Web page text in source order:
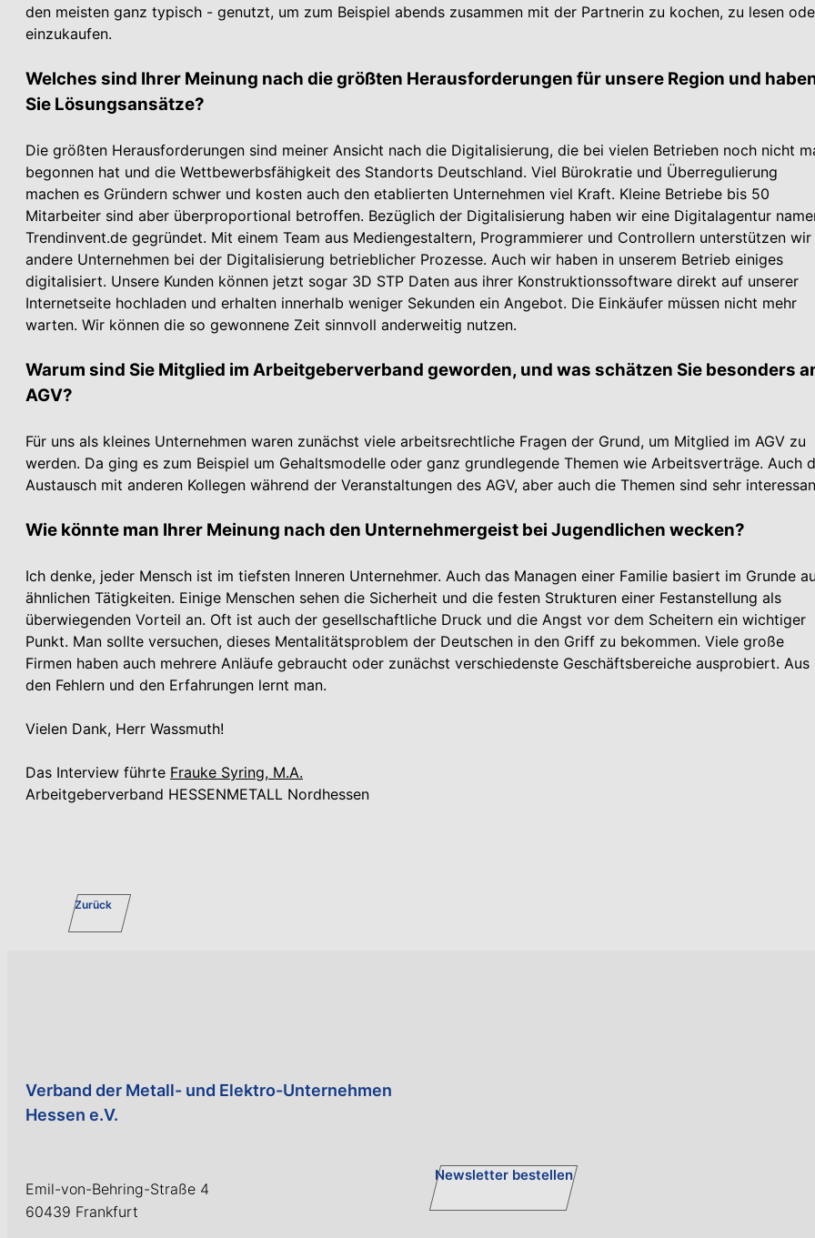
den meisten ganz typisch - genutzt, um zum Beispiel abends zusammen mit der Partnerin zu kochen, zu lesen
einzukaufen.
Welches sind Ihrer Meinung nach die größten Herausforderungen für unsere Region und
Sie Lösungsansätze?
Die größten Herausforderungen sind meiner Ansicht nach die Digitalisierung, die bei vielen Betrieben noch nicht
begonnen hat und die Wettbewerbsfähigkeit des Standorts Deutschland. Viel Bürokratie und Überregulierung
machen es Gründern schwer und kosten auch den etablierten Unter­nehmen viel Kraft. Kleine Betriebe bis 50
Mitarbeiter sind aber überproportional betroffen. Bezüglich der Digitalisierung haben wir eine Digitalagentur
Trendinvent.de gegründet. Mit einem Team aus Mediengestaltern, Programmierer und Controllern unterstützen wir
andere Unter­nehmen bei der Digitalisierung betrieblicher Prozesse. Auch wir haben in unserem Betrieb einiges
digitalisiert. Unsere Kunden können jetzt sogar 3D STP Daten aus ihrer Konstruktionssoftware direkt auf unserer
Internetseite hochladen und erhalten innerhalb weniger Sekunden ein Angebot. Die Einkäufer müssen nicht mehr
warten. Wir können die so gewonnene Zeit sinnvoll anderweitig nutzen.
Warum sind Sie Mitglied im Arbeitgeberverband geworden, und was schätzen Sie besonders
AGV?
Für uns als kleines Unter­nehmen waren zunächst viele arbeitsrechtliche Fragen der Grund, um Mitglied im AGV zu
werden. Da ging es zum Beispiel um Gehaltsmodelle oder ganz grundlegende Themen wie Arbeitsverträge. Auch
Austausch mit anderen Kollegen während der Veranstaltungen des AGV, aber auch die Themen sind sehr
Wie könnte man Ihrer Meinung nach den Unternehmergeist bei Jugendlichen wecken?
Ich denke, jeder Mensch ist im tiefsten Inneren Unternehmer. Auch das Managen einer Familie basiert im Grunde
ähnlichen Tätigkeiten. Einige Menschen sehen die Sicherheit und die festen Strukturen einer Festanstellung als
überwiegenden Vorteil an. Oft ist auch der gesellschaftliche Druck und die Angst vor dem Scheitern ein wichtiger
Punkt. Man sollte versuchen, dieses Mentalitätsproblem der Deutschen in den Griff zu bekommen. Viele große
Firmen haben auch mehrere Anläufe gebraucht oder zunächst verschiedenste Geschäftsbereiche ausprobiert. Aus
den Fehlern und den Erfahrungen lernt man.
Vielen Dank, Herr Wassmuth!
Das Interview führte Frauke Syring, M.A.
Arbeitgeberverband HESSEN­METALL Nordhessen
Zurück
Verband der Metall- und Elektro-Unternehmen
Hessen e.V.
Emil-von-Behring-Straße 4
60439 Frankfurt
Newsletter bestellen